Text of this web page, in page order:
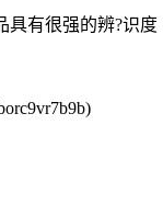
具有很强的辨?识度